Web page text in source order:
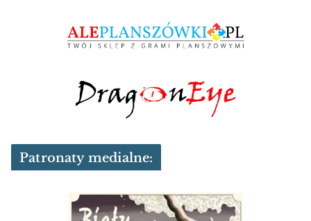
Patronaty medialne: